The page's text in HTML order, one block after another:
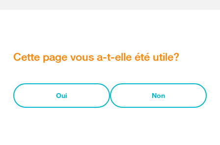
Cette page vous a-t-elle été utile?
Oui Non